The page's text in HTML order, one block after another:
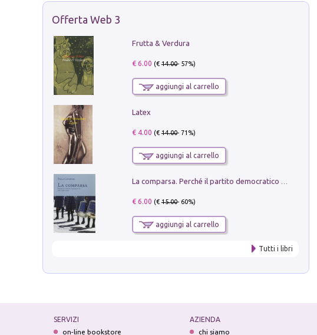
Offerta Web 3
Frutta & Verdura
€ 6.00 (€14.00- 57%)
aggiungi al carrello
Latex
€ 4.00 (€14.00- 71%)
aggiungi al carrello
€ 6.00 (€15.00- 60%)
aggiungi al carrello
Tutti i libri
SERVIZI
on-line bookstore
AZIENDA
chi siamo